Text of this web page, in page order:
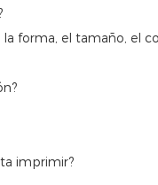
forma, el tamaño, el
imprimir?